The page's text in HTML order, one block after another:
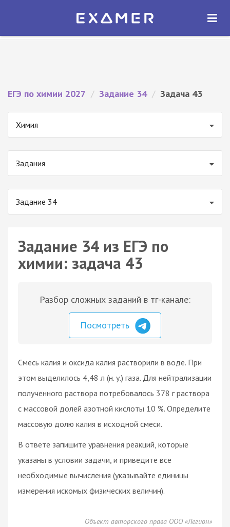
Экзамер — ЕГЭ 2027
ОТКРЫТЬ
ЕГЭ по химии 2027 / Задание 34 / Задача 43
Химия
Задания
Задание 34
Задание 34 из ЕГЭ по
химии: задача 43
Разбор сложных заданий в тг-канале:
Посмотреть
Смесь калия и оксида калия растворили в воде. При
этом выделилось 4,48 л (н. у.) газа. Для нейтрализации
полученного раствора потребовалось 378 г раствора
с массовой долей азотной кислоты 10 %. Определите
массовую долю калия в исходной смеси.
В ответе запишите уравнения реакций, которые
указаны в условии задачи, и приведите все
необходимые вычисления (указывайте единицы
измерения искомых физических величин).
Объект авторского права ООО «Легион»